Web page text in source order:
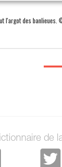
l'argot des
de